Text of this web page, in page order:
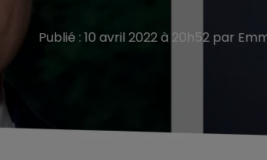
Publié : 10 avril 2022 à 20h52 par